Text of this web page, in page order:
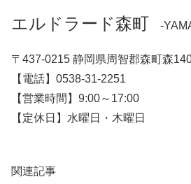
エルドラード森町 -
〒437-0215 静岡県周智郡森町森
【電話】0538-31-2251
【営業時間】9:00～17:00
【定休日】水曜日・木曜日
関連記事